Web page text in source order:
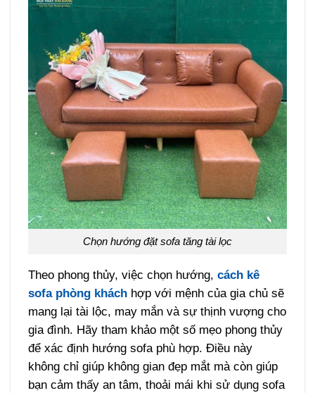
Chọn hướng đặt sofa tăng tài lọc
Theo phong thủy, việc chọn hướng,cách kê
sofa phòng khách hợp với mệnh của gia chủ sẽ
mang lại tài lộc, may mắn và sự thịnh vượng cho
gia đình. Hãy tham khảo một số mẹo phong thủy
để xác định hướng sofa phù hợp. Điều này
không chỉ giúp không gian đẹp mắt mà còn giúp
bạn cảm thấy an tâm, thoải mái khi sử dụng sofa